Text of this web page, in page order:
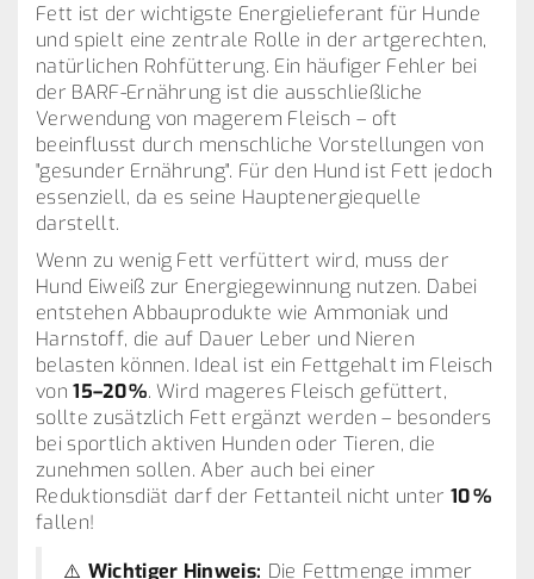
Fett ist der wichtigste Energielieferant für Hunde
und spielt eine zentrale Rolle in der artgerechten,
natürlichen Rohfütterung. Ein häufiger Fehler bei
der BARF-Ernährung ist die ausschließliche
Verwendung von magerem Fleisch – oft
beeinflusst durch menschliche Vorstellungen von
"gesunder Ernährung". Für den Hund ist Fett jedoch
essenziell, da es seine Hauptenergiequelle
darstellt.
Wenn zu wenig Fett verfüttert wird, muss der
Hund Eiweiß zur Energiegewinnung nutzen. Dabei
entstehen Abbauprodukte wie Ammoniak und
Harnstoff, die auf Dauer Leber und Nieren
belasten können. Ideal ist ein Fettgehalt im Fleisch
von15–20 %. Wird mageres Fleisch gefüttert,
sollte zusätzlich Fett ergänzt werden – besonders
bei sportlich aktiven Hunden oder Tieren, die
zunehmen sollen. Aber auch bei einer
Reduktionsdiät darf der Fettanteil nicht unter10 %
fallen!
⚠️ Wichtiger Hinweis: Die Fettmenge immer